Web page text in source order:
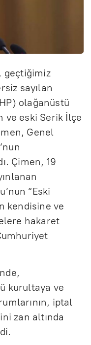
geçtiğimiz
sayılan
olağanüstü
ve eski Serik İlçe
Genel
Çimen, 19
“Eski
kendisine ve
hakaret
kurultaya ve
iptal
zan altında